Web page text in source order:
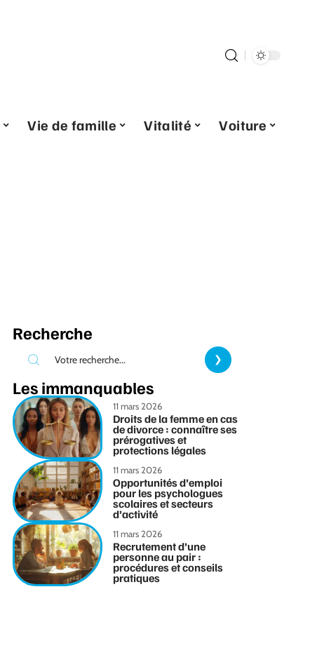
Vie de famille Vitalité Voiture
Recherche
Les immanquables
11 mars 2026
Droits de la femme en cas
de divorce : connaître ses
prérogatives et
protections légales
11 mars 2026
Opportunités d’emploi
pour les psychologues
scolaires et secteurs
d’activité
11 mars 2026
Recrutement d’une
personne au pair :
procédures et conseils
pratiques